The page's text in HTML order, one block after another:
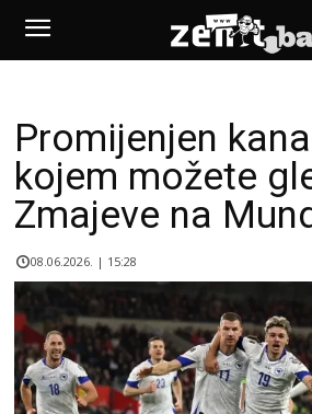
Promijenjen
kojem možete
Zmajeve na
08.06.2026. | 15:28